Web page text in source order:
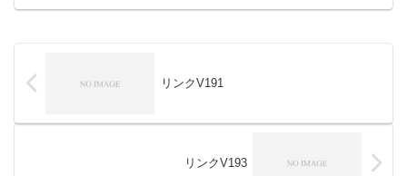
リンクV191
リンクV193